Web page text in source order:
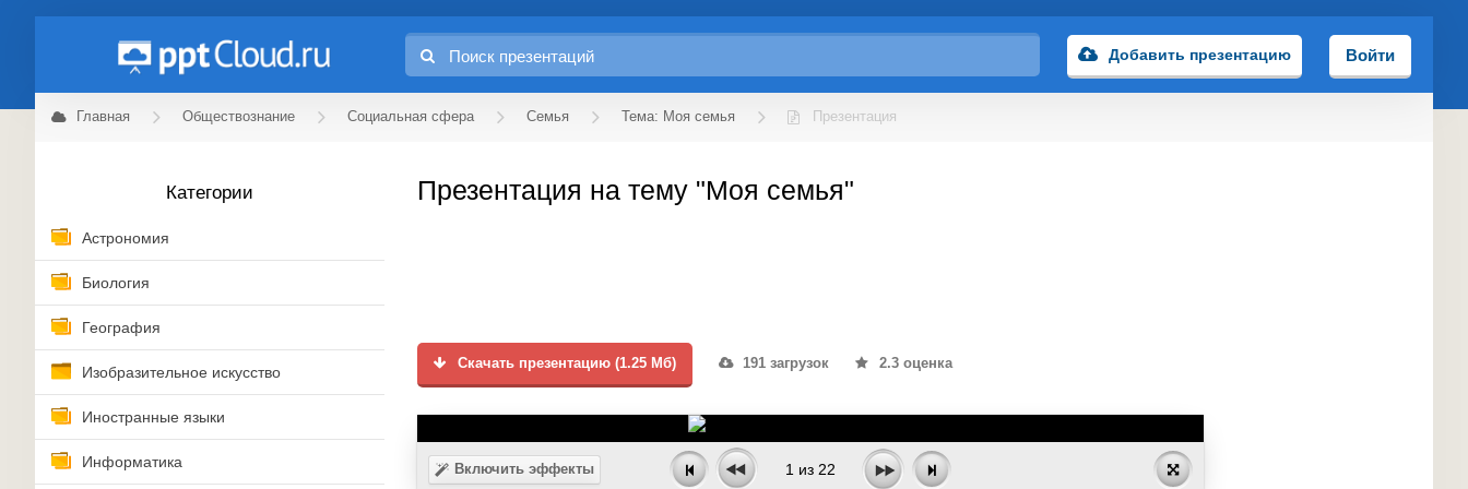
Добавить презентацию Войти
Главная Обществознание Социальная сфера Семья Тема: Моя семья Презентация
Категории
Астрономия
Биология
География
Изобразительное искусство
Иностранные языки
Информатика
Презентация на тему "Моя семья"
Скачать презентацию (1.25 Мб) 191 загрузок 2.3 оценка
Включить эффекты 1 из 22